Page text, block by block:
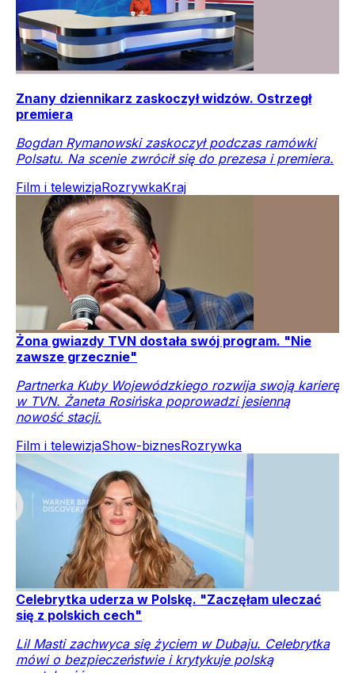
Znany dziennikarz zaskoczył widzów. Ostrzegł
premiera
Bogdan Rymanowski zaskoczył podczas ramówki
Polsatu. Na scenie zwrócił się do prezesa i premiera.
Film i telewizjaRozrywkaKraj
Żona gwiazdy TVN dostała swój program. "Nie
zawsze grzecznie"
Partnerka Kuby Wojewódzkiego rozwija swoją karierę
w TVN. Żaneta Rosińska poprowadzi jesienną
nowość stacji.
Film i telewizjaShow-biznesRozrywka
Celebrytka uderza w Polskę. "Zaczęłam uleczać
się z polskich cech"
Lil Masti zachwyca się życiem w Dubaju. Celebrytka
mówi o bezpieczeństwie i krytykuje polską